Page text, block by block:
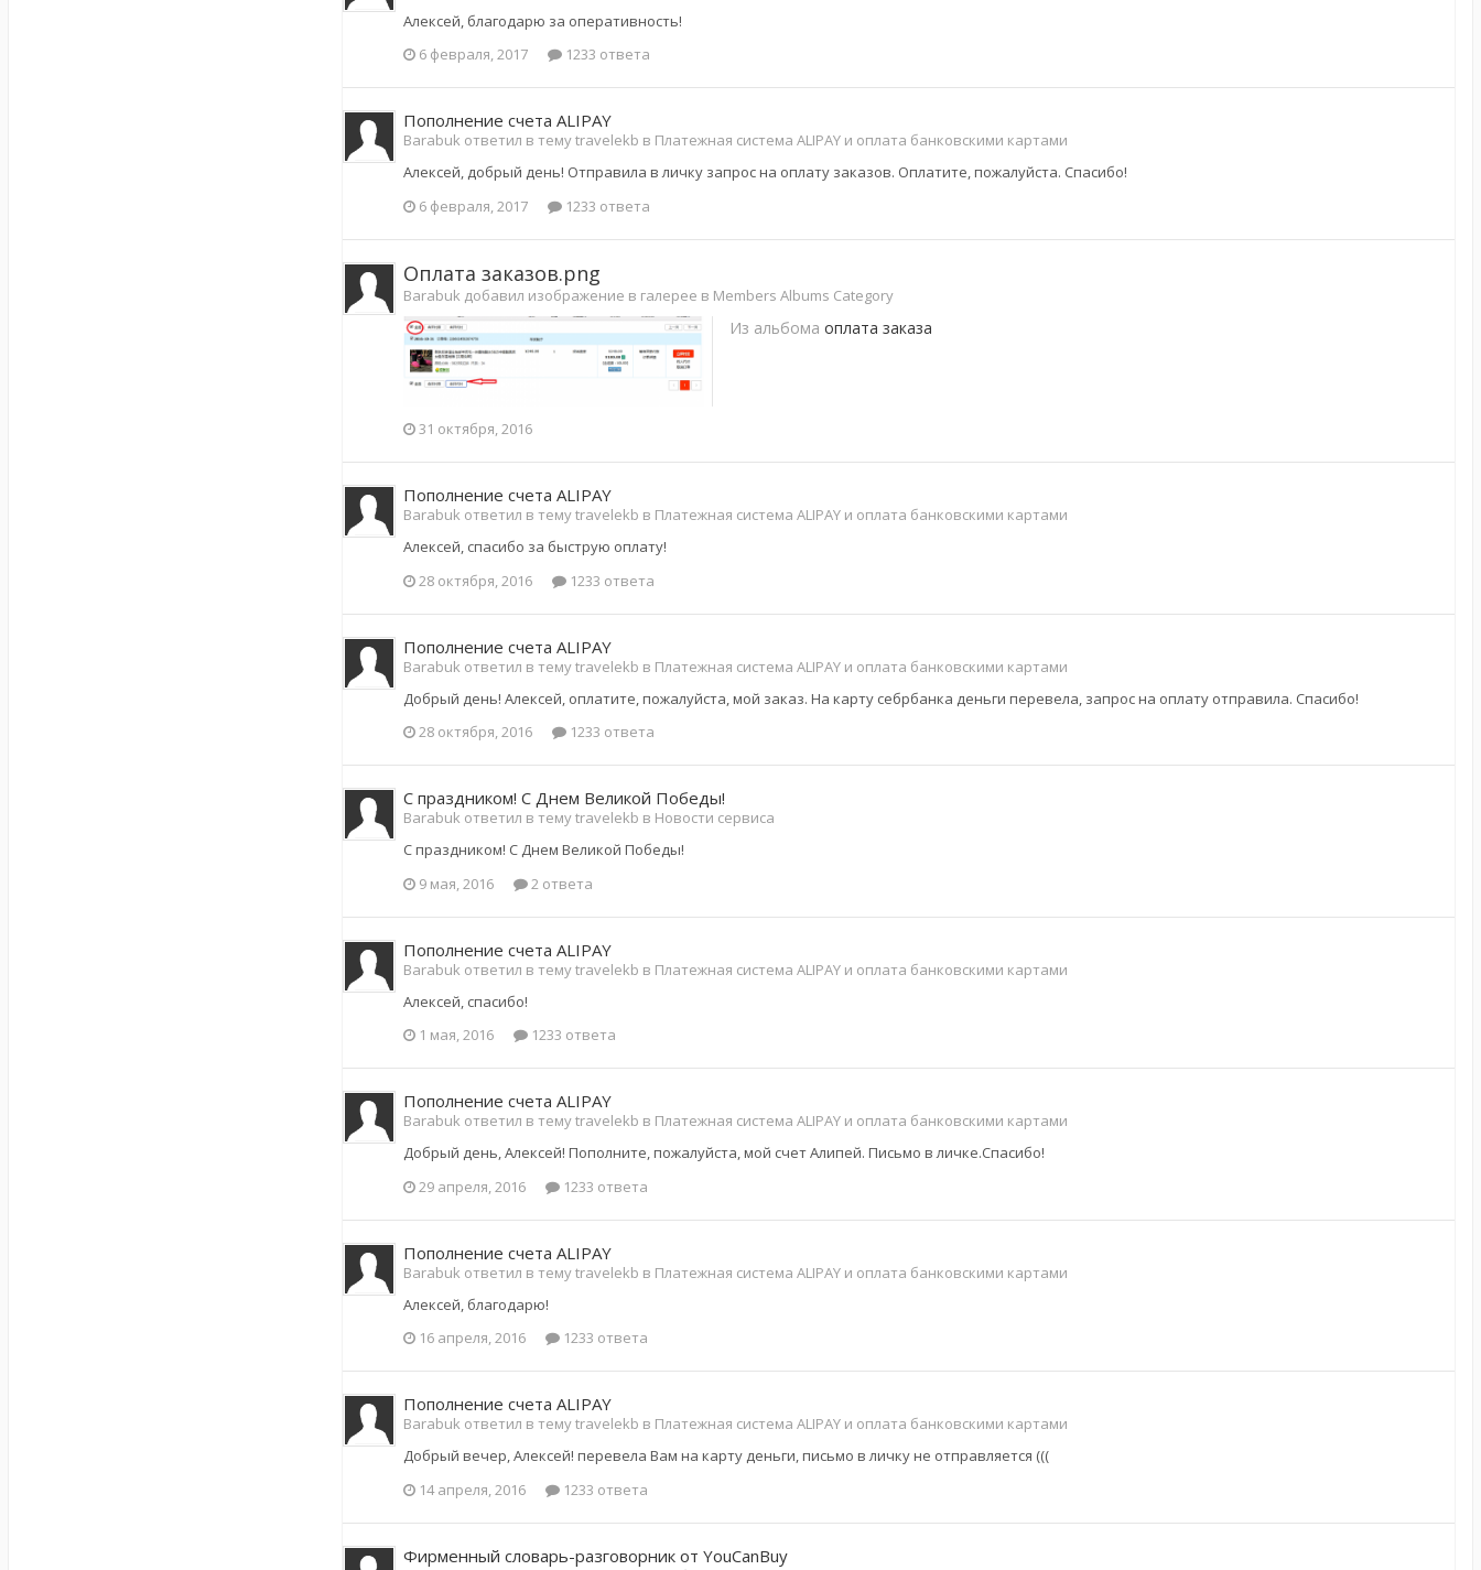
Алексей, благодарю за оперативность!
6 февраля, 2017
1233 ответа
Пополнение счета ALIPAY
Barabuk ответил в тему travelekb в Платежная система ALIPAY и оплата банковскими картами
Алексей, добрый день! Отправила в личку запрос на оплату заказов. Оплатите, пожалуйста. Спасибо!
6 февраля, 2017
1233 ответа
Оплата заказов.png
Barabuk добавил изображение в галерее в Members Albums Category
Из альбома оплата заказа
31 октября, 2016
Пополнение счета ALIPAY
Barabuk ответил в тему travelekb в Платежная система ALIPAY и оплата банковскими картами
Алексей, спасибо за быструю оплату!
28 октября, 2016
1233 ответа
Пополнение счета ALIPAY
Barabuk ответил в тему travelekb в Платежная система ALIPAY и оплата банковскими картами
Добрый день! Алексей, оплатите, пожалуйста, мой заказ. На карту себрбанка деньги перевела, запрос на оплату отправила. Спасибо!
28 октября, 2016
1233 ответа
С праздником! С Днем Великой Победы!
Barabuk ответил в тему travelekb в Новости сервиса
С праздником! С Днем Великой Победы!
9 мая, 2016
2 ответа
Пополнение счета ALIPAY
Barabuk ответил в тему travelekb в Платежная система ALIPAY и оплата банковскими картами
Алексей, спасибо!
1 мая, 2016
1233 ответа
Пополнение счета ALIPAY
Barabuk ответил в тему travelekb в Платежная система ALIPAY и оплата банковскими картами
Добрый день, Алексей! Пополните, пожалуйста, мой счет Алипей. Письмо в личке.Спасибо!
29 апреля, 2016
1233 ответа
Пополнение счета ALIPAY
Barabuk ответил в тему travelekb в Платежная система ALIPAY и оплата банковскими картами
Алексей, благодарю!
16 апреля, 2016
1233 ответа
Пополнение счета ALIPAY
Barabuk ответил в тему travelekb в Платежная система ALIPAY и оплата банковскими картами
Добрый вечер, Алексей! перевела Вам на карту деньги, письмо в личку не отправляется (((
14 апреля, 2016
1233 ответа
Фирменный словарь-разговорник от YouCanBuy